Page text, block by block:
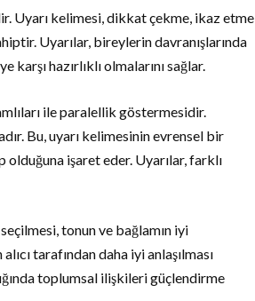
Uyarı kelimesi, dikkat çekme, ikaz etme
Uyarılar, bireylerin davranışlarında
hazırlıklı olmalarını sağlar.
ile paralellik göstermesidir.
Bu, uyarı kelimesinin evrensel bir
olduğuna işaret eder. Uyarılar, farklı
tonun ve bağlamın iyi
tarafından daha iyi anlaşılması
toplumsal ilişkileri güçlendirme